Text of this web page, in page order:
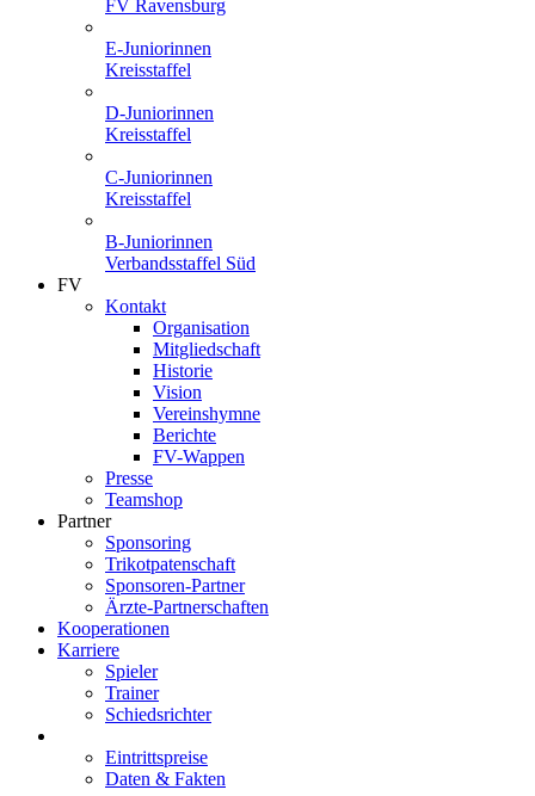
FV Ravensburg
E-Juniorinnen
Kreisstaffel
D-Juniorinnen
Kreisstaffel
C-Juniorinnen
Kreisstaffel
B-Juniorinnen
Verbandsstaffel Süd
FV
Kontakt
Organisation
Mitgliedschaft
Historie
Vision
Vereinshymne
Berichte
FV-Wappen
Presse
Teamshop
Partner
Sponsoring
Trikotpatenschaft
Sponsoren-Partner
Ärzte-Partnerschaften
Kooperationen
Karriere
Spieler
Trainer
Schiedsrichter
Eintrittspreise
Daten & Fakten